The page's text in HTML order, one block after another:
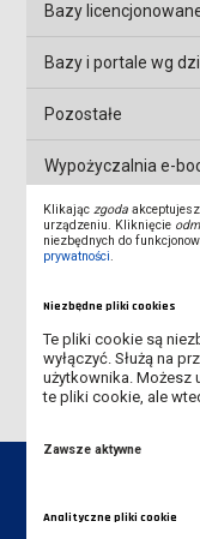
Bazy
Bazy i portale wg
Pozostałe
Wypożyczalnia e-
WYDAWNICTWA
ACADEMICA
Klikając zgoda
urządzeniu. Kliknięcie
niezbędnych do
prywatności
Niezbędne pliki cookies
Te pliki cookie są
wyłączyć. Służą na
użytkownika. Możesz
te pliki cookie, ale
Zawsze aktywne
Analityczne pliki cookie